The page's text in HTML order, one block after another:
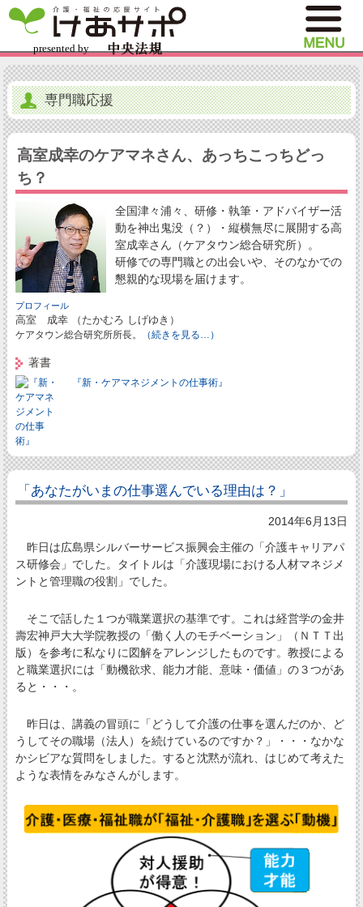
専門職応援
高室成幸のケアマネさん、あっちこっちどっ
ち？
全国津々浦々、研修・執筆・アドバイザー活
動を神出鬼没（？）・縦横無尽に展開する高
室成幸さん（ケアタウン総合研究所）。
研修での専門職との出会いや、そのなかでの
懇親的な現場を届けます。
プロフィール
高室 成幸 （たかむろ しげゆき）
ケアタウン総合研究所所長。 （続きを見る…）
著書
『新・ケアマネジメントの仕事術』
「あなたがいまの仕事選んでいる理由は？」
2014年6月13日
昨日は広島県シルバーサービス振興会主催の「介護キャリアパ
ス研修会」でした。タイトルは「介護現場における人材マネジメ
ントと管理職の役割」でした。
そこで話した１つが職業選択の基準です。これは経営学の金井
壽宏神戸大大学院教授の「働く人のモチベーション」（ＮＴＴ出
版）を参考に私なりに図解をアレンジしたものです。教授による
と職業選択には「動機欲求、能力才能、意味・価値」の３つがあ
ると・・・。
昨日は、講義の冒頭に「どうして介護の仕事を選んだのか、ど
うしてその職場（法人）を続けているのですか？」・・・なかな
かシビアな質問をしました。すると沈黙が流れ、はじめて考えた
ような表情をみなさんがします。